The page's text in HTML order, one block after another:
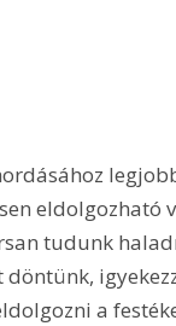
eldolgozható
tudunk
döntünk,
a